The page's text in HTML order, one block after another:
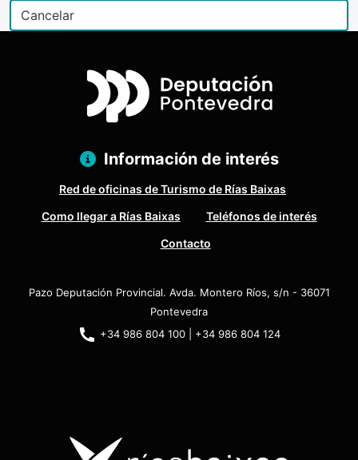
Información de interés
Red de oficinas de Turismo de Rías Baixas
Como llegar a Rías Baixas
Teléfonos de interés
Contacto
Pazo Deputación Provincial. Avda. Montero Ríos, s/n - 36071
Pontevedra
+34 986 804 100 | +34 986 804 124